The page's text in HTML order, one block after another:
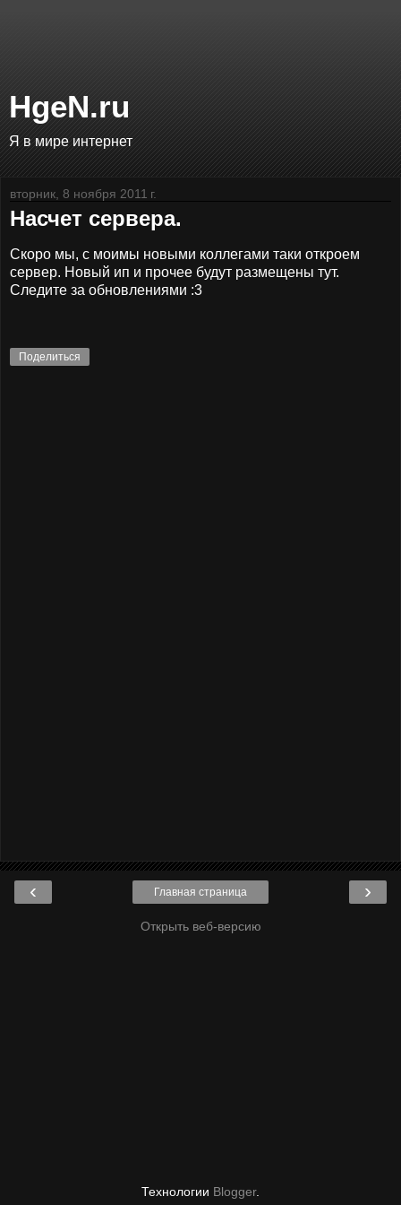
HgeN.ru
Я в мире интернет
вторник, 8 ноября 2011 г.
Насчет сервера.
Скоро мы, с моимы новыми коллегами таки откроем
сервер. Новый ип и прочее будут размещены тут.
Следите за обновлениями :3
Поделиться
‹ ›
Главная страница
Открыть веб-версию
Технологии Blogger.